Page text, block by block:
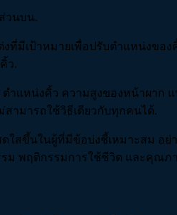
วนบน.
ที่มีเป้าหมายเพื่อปรับตำแหน่งขอ
ว.
ตำแหน่งคิ้ว ความสูงของหน้าผาก
ามารถใช้วิธีเดียวกับทุกคนได้.
สขึ้นในผู้ที่มีข้อบ่งชี้เหมาะสม อย่
รม พฤติกรรมการใช้ชีวิต และคุณ